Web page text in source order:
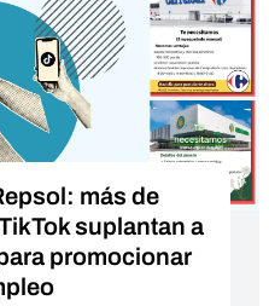
más de
suplantan a
promocionar